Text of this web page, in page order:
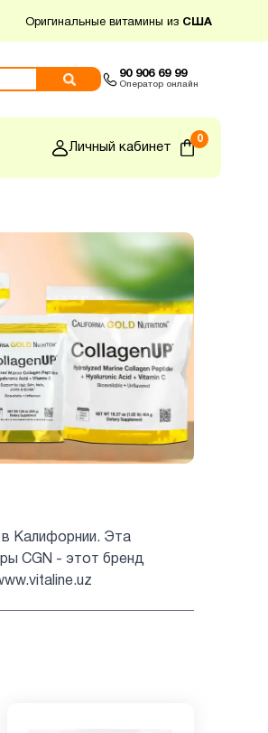
Оригинальные витамины из США
90 906 69 99
Оператор онлайн
Личный кабинет
0
в Калифорнии. Эта
CGN - этот бренд